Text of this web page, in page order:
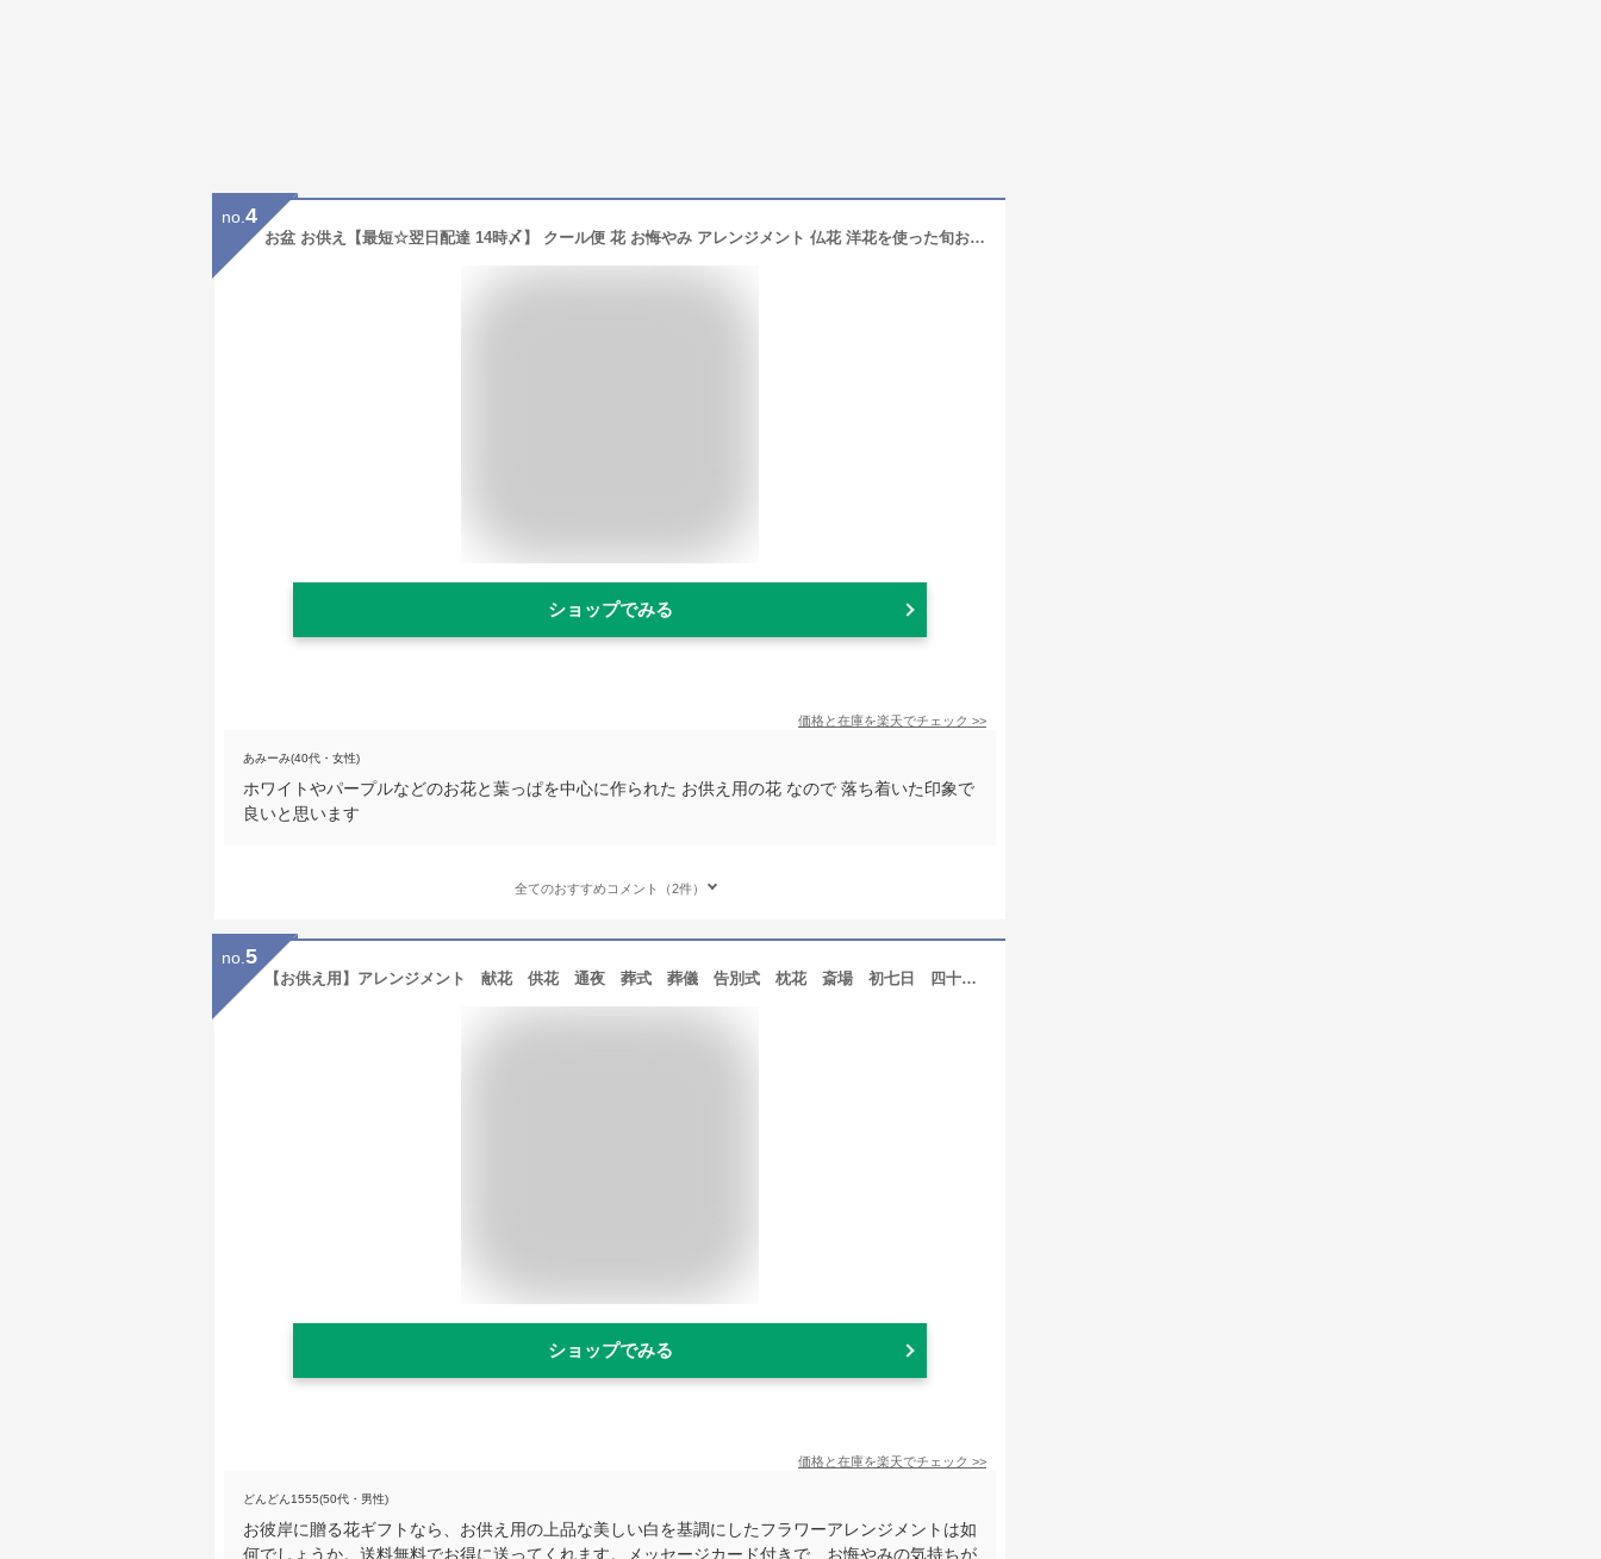
no. 4
お盆 お供え【最短☆翌日配達 14時〆】 クール便 花 お悔やみ アレンジメント 仏花 洋花を使った旬おまかせ お供え花 Lサイズ 供花 フラワーアレンジ ペット 生花 フラワーギフト 5000円 命日 法事 四十九日 一周忌 お供え物 お花 花束 新盆 初盆 お彼岸 墓参り 仏壇 FKAA
ショップでみる
価格と在庫を楽天でチェック >>
あみーみ(40代・女性)
ホワイトやパープルなどのお花と葉っぱを中心に作られた お供え用の花 なので 落ち着いた印象で
良いと思います
全てのおすすめコメント（2件）
no. 5
【お供え用】アレンジメント 献花 供花 通夜 葬式 葬儀 告別式 枕花 斎場 初七日 四十九日 一周忌 法要 命日 お盆 初盆 お彼岸 送料無料 メッセージカード付 【坪井花苑】rtk50
ショップでみる
価格と在庫を楽天でチェック >>
どんどん1555(50代・男性)
お彼岸に贈る花ギフトなら、お供え用の上品な美しい白を基調にしたフラワーアレンジメントは如
何でしょうか。送料無料でお得に送ってくれます。メッセージカード付きで、お悔やみの気持ちが